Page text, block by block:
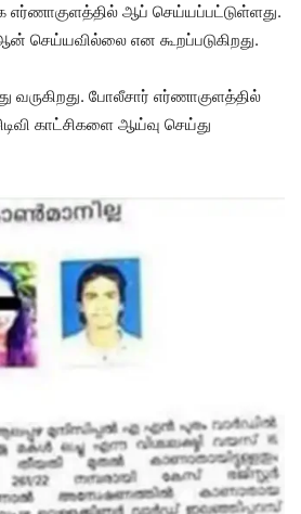
எர்ணாகுளத்தில் ஆப் செய்யப்பட்டுள்ளது.
செய்யவில்லை என கூறப்படுகிறது.
வருகிறது. போலீசார் எர்ணாகுளத்தில்
காட்சிகளை ஆய்வு செய்து